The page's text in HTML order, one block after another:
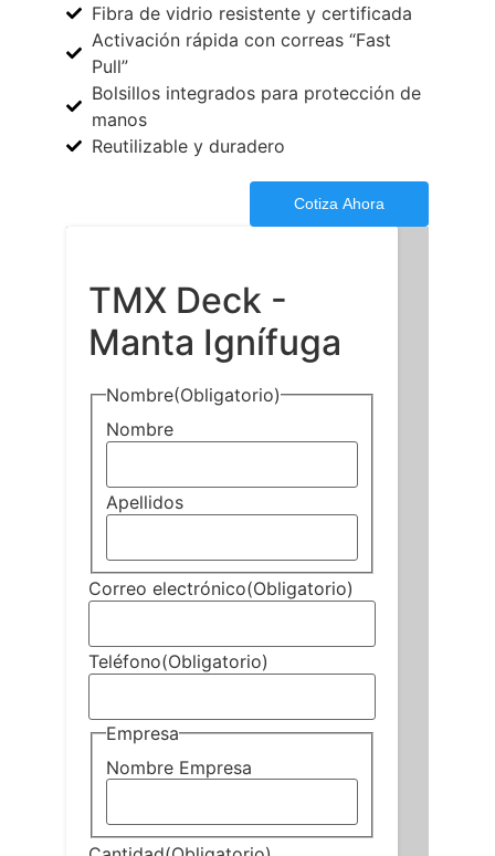
Fibra de vidrio resistente y certificada
Activación rápida con correas “Fast
Pull”
Bolsillos integrados para protección de
manos
Reutilizable y duradero
Cotiza Ahora
TMX Deck -
Manta Ignífuga
Nombre(Obligatorio)
Nombre
Apellidos
Correo electrónico(Obligatorio)
Teléfono(Obligatorio)
Empresa
Nombre Empresa